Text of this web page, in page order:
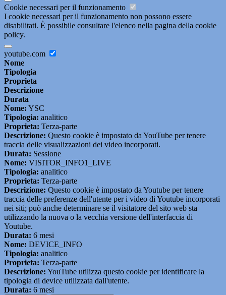
Cookie necessari per il funzionamento
I cookie necessari per il funzionamento non possono essere
disabilitati. È possibile consultare l'elenco nella pagina della cookie
policy.
youtube.com
Nome
Tipologia
Proprieta
Descrizione
Durata
Nome: YSC
Tipologia: analitico
Proprieta: Terza-parte
Descrizione: Questo cookie è impostato da YouTube per tenere
traccia delle visualizzazioni dei video incorporati.
Durata: Sessione
Nome: VISITOR_INFO1_LIVE
Tipologia: analitico
Proprieta: Terza-parte
Descrizione: Questo cookie è impostato da Youtube per tenere
traccia delle preferenze dell'utente per i video di Youtube incorporati
nei siti; può anche determinare se il visitatore del sito web sta
utilizzando la nuova o la vecchia versione dell'interfaccia di
Youtube.
Durata: 6 mesi
Nome: DEVICE_INFO
Tipologia: analitico
Proprieta: Terza-parte
Descrizione: YouTube utilizza questo cookie per identificare la
tipologia di device utilizzata dall'utente.
Durata: 6 mesi